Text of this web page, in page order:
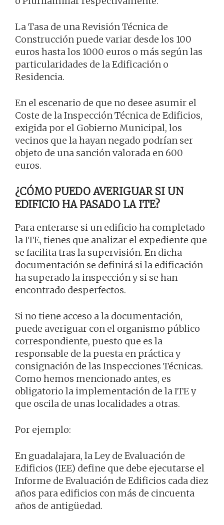
La Tasa de una Revisión Técnica de
Construcción puede variar desde los 100
euros hasta los 1000 euros o más según las
particularidades de la Edificación o
Residencia.
En el escenario de que no desee asumir el
Coste de la Inspección Técnica de Edificios,
exigida por el Gobierno Municipal, los
vecinos que la hayan negado podrían ser
objeto de una sanción valorada en 600
euros.
¿CÓMO PUEDO AVERIGUAR SI UN
EDIFICIO HA PASADO LA ITE?
Para enterarse si un edificio ha completado
la ITE, tienes que analizar el expediente que
se facilita tras la supervisión. En dicha
documentación se definirá si la edificación
ha superado la inspección y si se han
encontrado desperfectos.
Si no tiene acceso a la documentación,
puede averiguar con el organismo público
correspondiente, puesto que es la
responsable de la puesta en práctica y
consignación de las Inspecciones Técnicas.
Como hemos mencionado antes, es
obligatorio la implementación de la ITE y
que oscila de unas localidades a otras.
Por ejemplo:
En guadalajara, la Ley de Evaluación de
Edificios (IEE) define que debe ejecutarse el
Informe de Evaluación de Edificios cada diez
años para edificios con más de cincuenta
años de antigüedad.